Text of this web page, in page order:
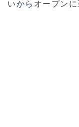
いからオープンに